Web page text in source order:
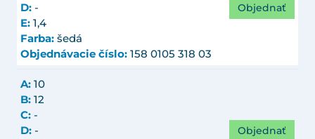
D: -
E: 1,4
Farba: šedá
Objednávacie číslo: 158 0105 318 03
Objednať
A: 10
B: 12
C: -
D: -
Objednať